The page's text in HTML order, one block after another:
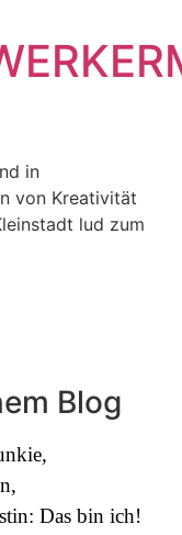
in
von Kreativität
lud zum
Blog
Das bin ich!